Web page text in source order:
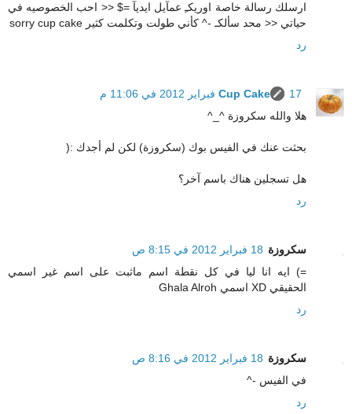
ارسلك رسالة خاصة اوريكـِ عمآيل ايديآ =$ << احب الخصوصيه في
حياتي << محد سألكـ -^ كأني طولت وتكلمت كثير sorry cup cake
رد
Cup Cake
17 فبراير 2012 في 11:06 م
هلا والله سكروزة ^_^
بحثت عنك في الفيس بوك (سكروزة) لكن لم أجدك :(
هل تسجلين هناك باسم آخر؟
رد
سكروزة 18 فبراير 2012 في 8:15 ص
=) ايه انا ليا في كل نقطة اسم ماثبت على اسم غير اسمي
الحقيقي XD اسمي Ghala Alroh
رد
سكروزة 18 فبراير 2012 في 8:16 ص
في الفيس -^
رد